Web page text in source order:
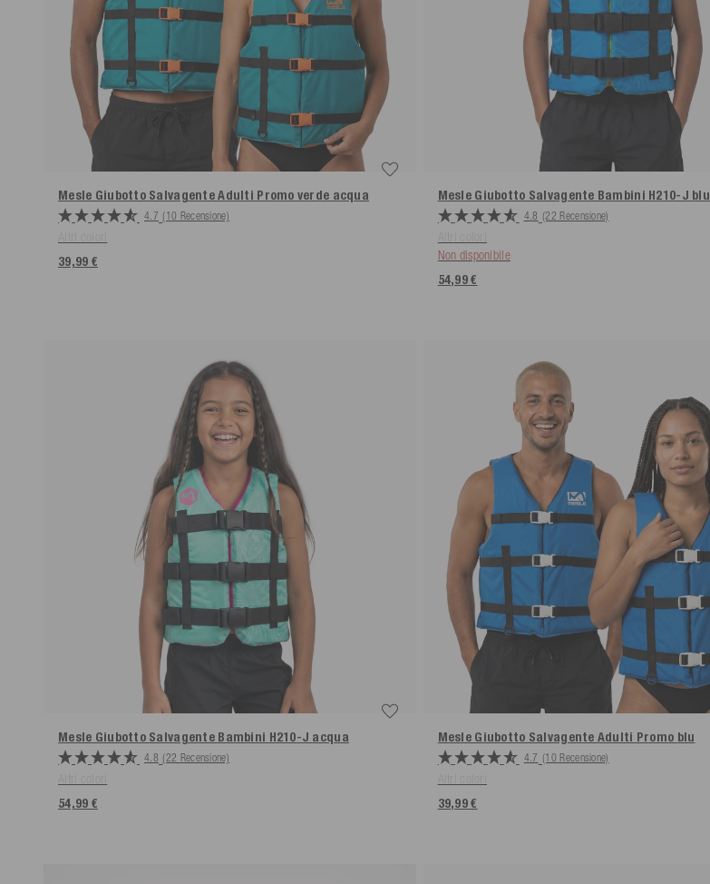
Mesle Giubotto Salvagente Adulti Promo verde acqua
4.7 (10 Recensione)
39,99 €
Mesle Giubotto Salvagente Bambini H210-J blu
4.8 (22 Recensione)
Non disponibile
54,99 €
Mesle Giubotto Salvagente Bambini H210-J acqua
4.8 (22 Recensione)
54,99 €
Mesle Giubotto Salvagente Adulti Promo blu
4.7 (10 Recensione)
39,99 €